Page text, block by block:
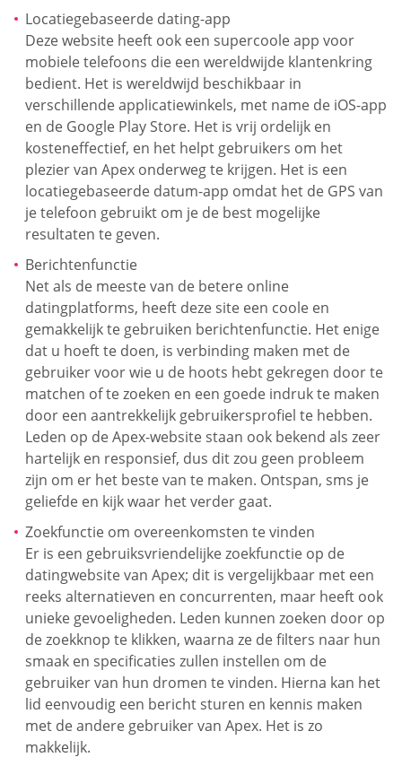
Locatiegebaseerde dating-app
Deze website heeft ook een supercoole app voor
mobiele telefoons die een wereldwijde klantenkring
bedient. Het is wereldwijd beschikbaar in
verschillende applicatiewinkels, met name de iOS-app
en de Google Play Store. Het is vrij ordelijk en
kosteneffectief, en het helpt gebruikers om het
plezier van Apex onderweg te krijgen. Het is een
locatiegebaseerde datum-app omdat het de GPS van
je telefoon gebruikt om je de best mogelijke
resultaten te geven.
Berichtenfunctie
Net als de meeste van de betere online
datingplatforms, heeft deze site een coole en
gemakkelijk te gebruiken berichtenfunctie. Het enige
dat u hoeft te doen, is verbinding maken met de
gebruiker voor wie u de hoots hebt gekregen door te
matchen of te zoeken en een goede indruk te maken
door een aantrekkelijk gebruikersprofiel te hebben.
Leden op de Apex-website staan ook bekend als zeer
hartelijk en responsief, dus dit zou geen probleem
zijn om er het beste van te maken. Ontspan, sms je
geliefde en kijk waar het verder gaat.
Zoekfunctie om overeenkomsten te vinden
Er is een gebruiksvriendelijke zoekfunctie op de
datingwebsite van Apex; dit is vergelijkbaar met een
reeks alternatieven en concurrenten, maar heeft ook
unieke gevoeligheden. Leden kunnen zoeken door op
de zoekknop te klikken, waarna ze de filters naar hun
smaak en specificaties zullen instellen om de
gebruiker van hun dromen te vinden. Hierna kan het
lid eenvoudig een bericht sturen en kennis maken
met de andere gebruiker van Apex. Het is zo
makkelijk.